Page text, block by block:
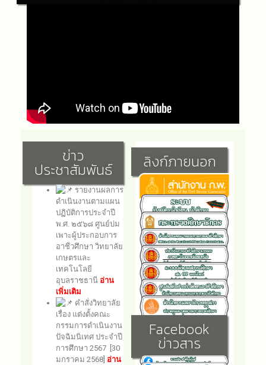
ข่าว
ประชาสัมพันธ์
รายงานผลการ
ดำเนินงานตามแผน
ปฏิบัติการประจำปี
พ.ศ. ๒๕๖๘ ศูนย์บ่ม
เพาะผู้ประกอบการ
อาชีวศึกษา วิทยาลัย
เกษตรและ
เทคโนโลยี
อุบลราชธานี อ่าน
เพิ่มเติม
คำสั่งวิทยาลัย
เรื่อง แต่งตั้งคณะ
กรรมการดำเนินงาน
ปัจฉิมนิเทศ ประจำปี
การศึกษา 2567 [30
มกราคม 2568] อ่าน
ลิงก์ภายนอก
Facebook
ข่าวสาร